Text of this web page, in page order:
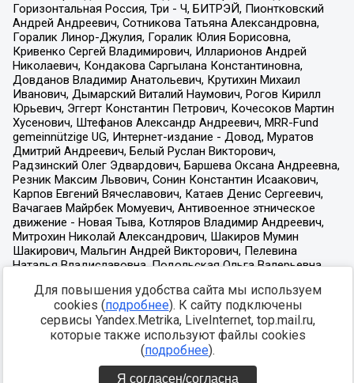
Для повышения удобства сайта мы используем
cookies (подробнее). К сайту подключены
сервисы Yandex.Metrika, LiveInternet, top.mail.ru,
которые также используют файлы cookies
(подробнее).
Я согласен/согласна